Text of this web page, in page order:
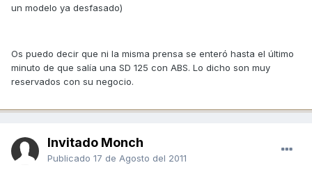
un modelo ya desfasado)
Os puedo decir que ni la misma prensa se enteró hasta el último
minuto de que salía una SD 125 con ABS. Lo dicho son muy
reservados con su negocio.
Invitado Monch
Publicado 17 de Agosto del 2011